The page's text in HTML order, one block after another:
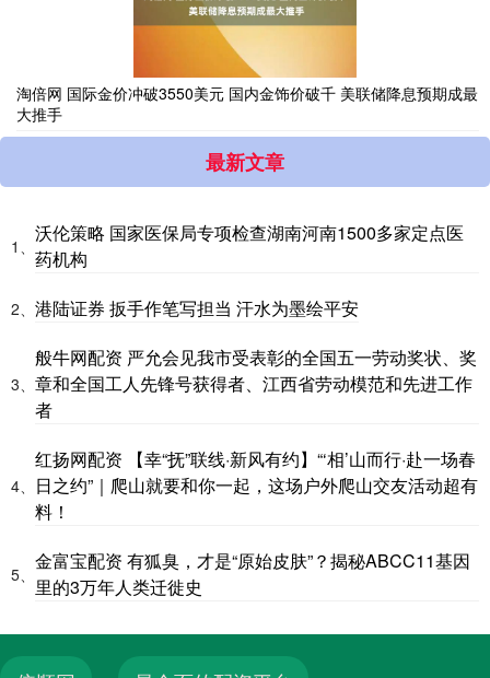
淘倍网 国际金价冲破3550美元 国内金饰价破千 美联储降息预期成最
大推手
最新文章
1、
沃伦策略 国家医保局专项检查湖南河南1500多家定点医
药机构
2、 港陆证券 扳手作笔写担当 汗水为墨绘平安
3、
般牛网配资 严允会见我市受表彰的全国五一劳动奖状、奖
章和全国工人先锋号获得者、江西省劳动模范和先进工作
者
4、
红扬网配资 【幸“抚”联线·新风有约】“‘相’山而行·赴一场春
日之约”｜爬山就要和你一起，这场户外爬山交友活动超有
料！
5、
金富宝配资 有狐臭，才是“原始皮肤”？揭秘ABCC11基因
里的3万年人类迁徙史